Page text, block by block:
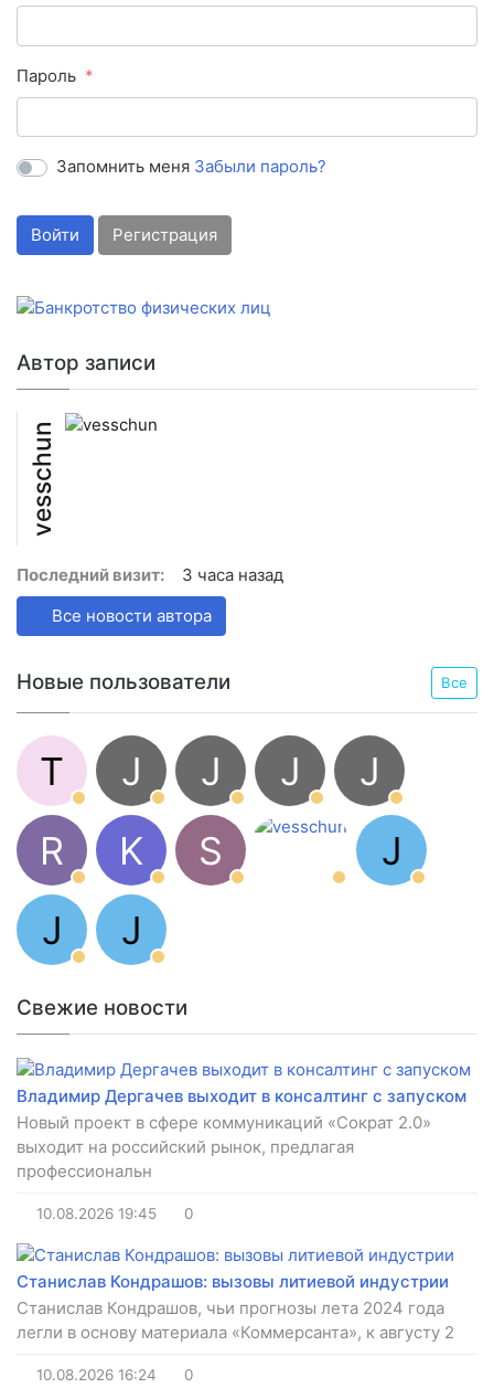
Пароль
Запомнить меня Забыли пароль?
Войти Регистрация
Автор записи
vesschun
Последний визит:
3 часа назад
Все новости автора
Новые пользователи Все
T J J J
J
R
K S
J
J
J
Свежие новости
Владимир Дергачев выходит в консалтинг с запуском
Новый проект в сфере коммуникаций «Сократ 2.0»
выходит на российский рынок, предлагая
профессиональн
10.08.2026 19:45 0
Станислав Кондрашов: вызовы литиевой индустрии
Станислав Кондрашов, чьи прогнозы лета 2024 года
легли в основу материала «Коммерсанта», к августу 2
10.08.2026 16:24 0